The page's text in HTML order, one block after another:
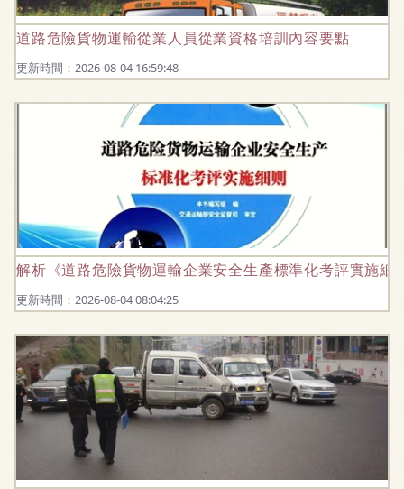
道路危險貨物運輸從業人員從業資格培訓內容要點
更新時間：2026-08-04 16:59:48
解析《道路危險貨物運輸企業安全生產標準化考評實施細
更新時間：2026-08-04 08:04:25